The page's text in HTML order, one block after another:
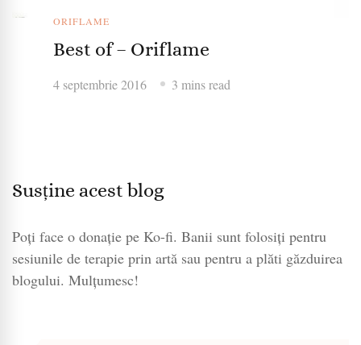
ORIFLAME
Best of – Oriflame
4 septembrie 2016 3 mins read
Susține acest blog
Poți face o donație pe Ko-fi. Banii sunt folosiți pentru
sesiunile de terapie prin artă sau pentru a plăti găzduirea
blogului. Mulțumesc!